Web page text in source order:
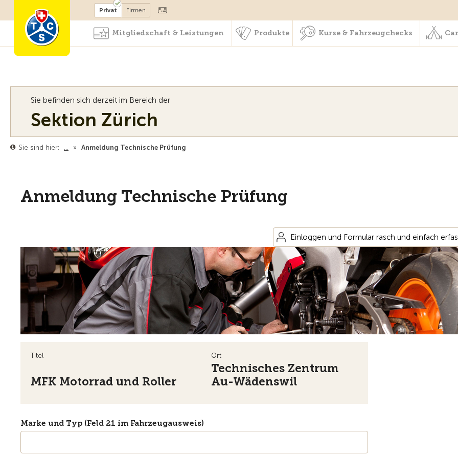
Mitglied werden
Privat Firmen
Mitgliedschaft & Leistungen Produkte Kurse & Fahrzeugchecks
Sie befinden sich derzeit im Bereich der
Sektion Zürich
Sie sind hier: … » Anmeldung Technische Prüfung
Anmeldung Technische Prüfung
Einloggen und Formular rasch und einfach
Titel Ort
MFK Motorrad und Roller
Technisches Zentrum
Au-Wädenswil
Marke und Typ (Feld 21 im Fahrzeugausweis)